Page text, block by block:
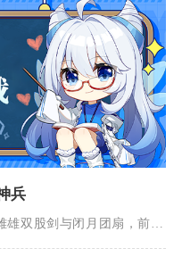
兵
双股剑与闭月团扇，前者